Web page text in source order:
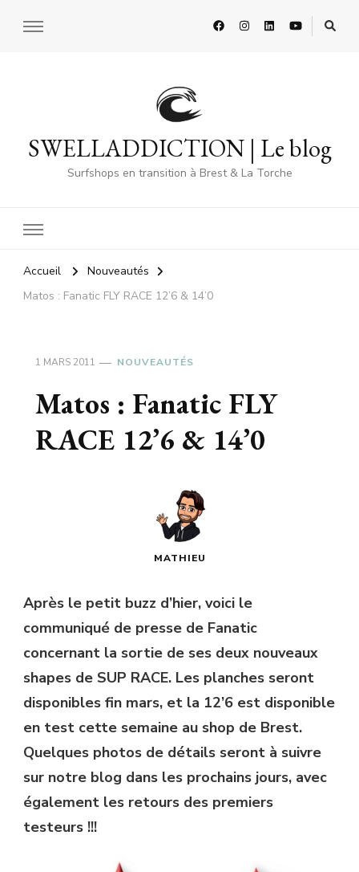
SWELLADDICTION | Le blog
Surfshops en transition à Brest & La Torche
Accueil
Nouveautés
Matos : Fanatic FLY RACE 12’6 & 14’0
1 MARS 2011 NOUVEAUTÉS
Matos : Fanatic FLY
RACE 12’6 & 14’0
MATHIEU
Après le petit buzz d’hier, voici le
communiqué de presse de Fanatic
concernant la sortie de ses deux nouveaux
shapes de SUP RACE. Les planches seront
disponibles fin mars, et la 12’6 est disponible
en test cette semaine au shop de Brest.
Quelques photos de détails seront à suivre
sur notre blog dans les prochains jours, avec
également les retours des premiers
testeurs !!!